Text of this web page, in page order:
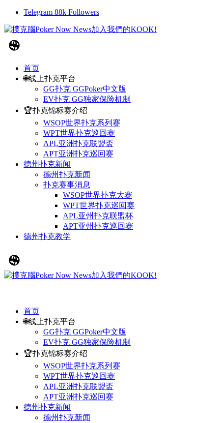
Telegram 88k Followers
首页
🌐线上扑克平台
GG扑克 GGPoker中文版
EV扑克 GG独家保险机制
🏆扑克锦标赛介绍
WSOP世界扑克系列赛
WPT世界扑克巡回赛
APL亚洲扑克联盟盃
APT亚洲扑克巡回赛
德州扑克新闻
德州扑克新闻
扑克赛事消息
WSOP世界扑克大赛
WPT世界扑克巡回赛
APL亚州扑克联盟杯
APT亚州扑克巡回赛
德州扑克教学
首页
🌐线上扑克平台
GG扑克 GGPoker中文版
EV扑克 GG独家保险机制
🏆扑克锦标赛介绍
WSOP世界扑克系列赛
WPT世界扑克巡回赛
APL亚洲扑克联盟盃
APT亚洲扑克巡回赛
德州扑克新闻
德州扑克新闻